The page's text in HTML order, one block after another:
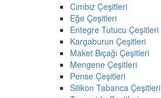
Cımbız Çeşitleri
Eğe Çeşitleri
Entegre Tutucu Çeşitleri
Kargaburun Çeşitleri
Maket Bıçağı Çeşitleri
Mengene Çeşitleri
Pense Çeşitleri
Silikon Tabanca Çeşitleri